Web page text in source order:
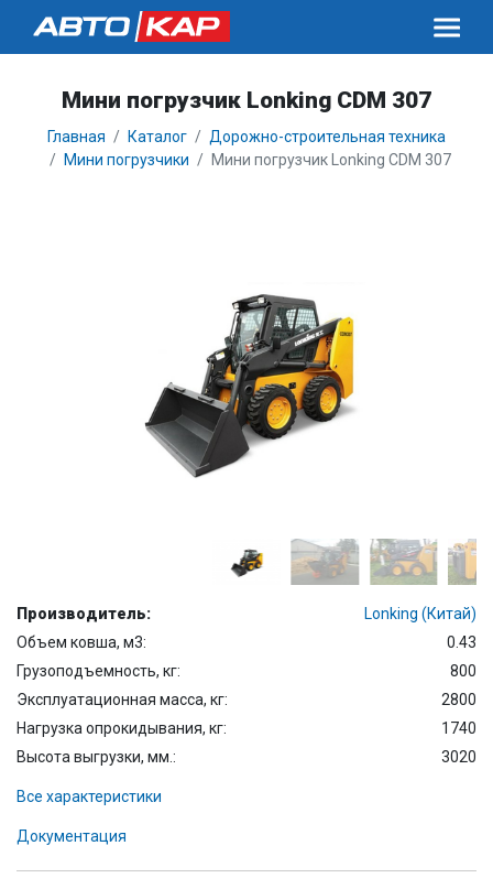
Мини погрузчик Lonking CDM 307
Главная Каталог
Дорожно-строительная техника
Мини погрузчики
Мини погрузчик Lonking CDM 307
Производитель:
Lonking (Китай)
Объем ковша, м3:
0.43
Грузоподъемность, кг:
800
Эксплуатационная масса, кг:
2800
Нагрузка опрокидывания, кг:
1740
Высота выгрузки, мм.:
3020
Все характеристики
Документация